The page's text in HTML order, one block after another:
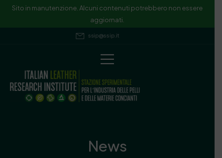
Sito in manutenzione. Alcuni contenuti potrebbero non essere
aggiornati.
ssip@ssip.it
News